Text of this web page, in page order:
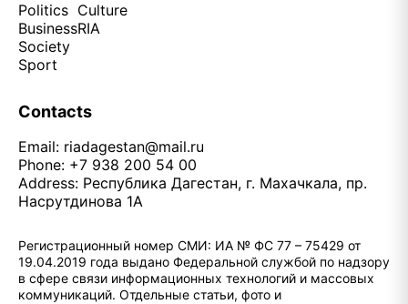
Politics
Business
Society
Sport
Culture
RIA
Contacts
Email: riadagestan@mail.ru
Phone: +7 938 200 54 00
Address: Республика Дагестан, г. Махачкала, пр.
Насрутдинова 1А
Регистрационный номер СМИ: ИА № ФС 77 – 75429 от
19.04.2019 года выдано Федеральной службой по надзору
в сфере связи информационных технологий и массовых
коммуникаций. Отдельные статьи, фото и